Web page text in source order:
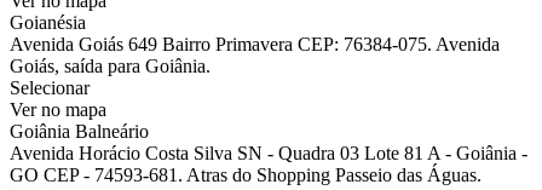
Goianésia
Avenida Goiás 649 Bairro Primavera CEP: 76384-075. Avenida
Goiás, saída para Goiânia.
Selecionar
Ver no mapa
Goiânia Balneário
Avenida Horácio Costa Silva SN - Quadra 03 Lote 81 A - Goiânia -
GO CEP - 74593-681. Atras do Shopping Passeio das Águas.